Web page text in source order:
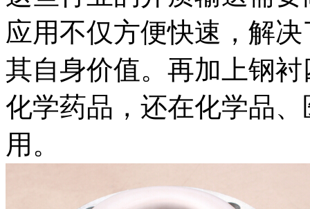
应用不仅方便快速，解
其自身价值。再加上钢
化学药品，还在化学品
用。